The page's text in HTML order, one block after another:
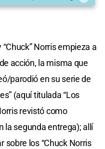
Norris empieza a
acción, la misma que
parodió en su serie de
(aquí titulada “Los
revistó como
la segunda entrega); allí
sobre los “Chuck Norris